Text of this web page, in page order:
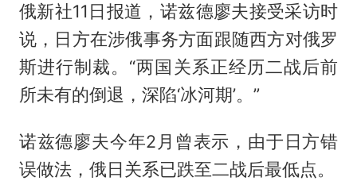
俄新社11日报道，诺兹德廖夫接受采访时
说，日方在涉俄事务方面跟随西方对俄罗
斯进行制裁。“两国关系正经历二战后前
所未有的倒退，深陷‘冰河期’。”
诺兹德廖夫今年2月曾表示，由于日方错
误做法，俄日关系已跌至二战后最低点。